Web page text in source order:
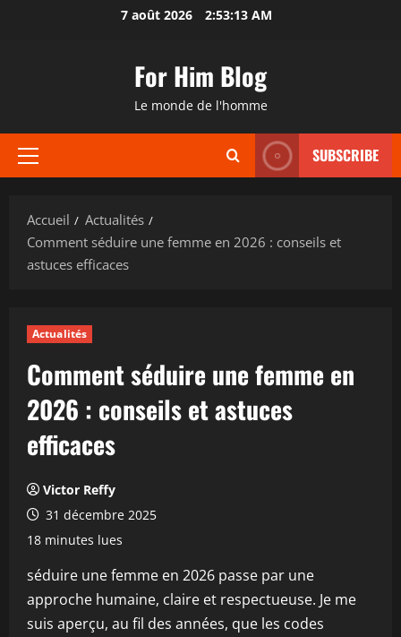
7 août 2026 2:53:14 AM
For Him Blog
Le monde de l'homme
Menu
SUBSCRIBE
Accueil
Actualités
Comment séduire une femme en 2026 : conseils et
astuces efficaces
Actualités
Comment séduire une femme en
2026 : conseils et astuces
efficaces
Victor Reffy
31 décembre 2025
18 minutes lues
séduire une femme en 2026 passe par une
approche humaine, claire et respectueuse. Je me
suis aperçu, au fil des années, que les codes